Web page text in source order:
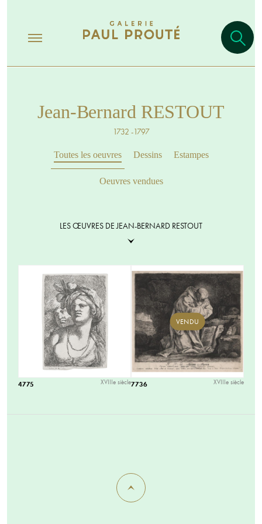
Jean-Bernard RESTOUT
1732 -1797
Toutes les oeuvres Dessins Estampes
Oeuvres vendues
LES ŒUVRES DE JEAN-BERNARD RESTOUT
4775 XVIIIe siècle
VENDU
7736 XVIIIe siècle